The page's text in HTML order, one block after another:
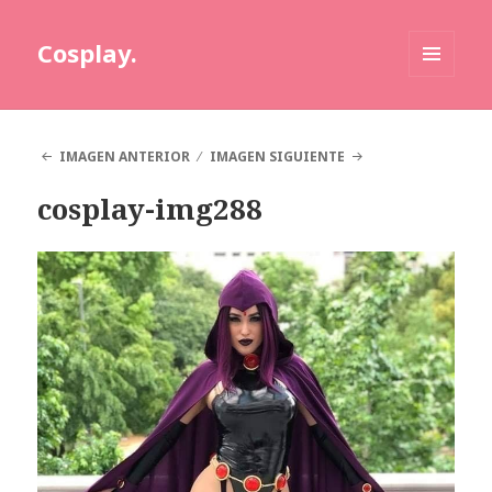
Cosplay.
IMAGEN ANTERIOR
IMAGEN SIGUIENTE
cosplay-img288